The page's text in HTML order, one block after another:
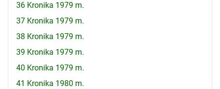
36 Kronika 1979 m.
37 Kronika 1979 m.
38 Kronika 1979 m.
39 Kronika 1979 m.
40 Kronika 1979 m.
41 Kronika 1980 m.